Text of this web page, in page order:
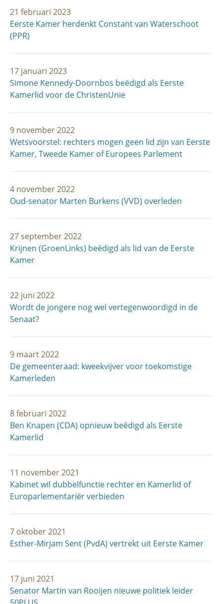
21 februari 2023
Eerste Kamer herdenkt Constant van Waterschoot
(PPR)
17 januari 2023
Simone Kennedy-Doornbos beëdigd als Eerste
Kamerlid voor de ChristenUnie
9 november 2022
Wetsvoorstel: rechters mogen geen lid zijn van Eerste
Kamer, Tweede Kamer of Europees Parlement
4 november 2022
Oud-senator Marten Burkens (VVD) overleden
27 september 2022
Krijnen (GroenLinks) beëdigd als lid van de Eerste
Kamer
22 juni 2022
Wordt de jongere nog wel vertegenwoordigd in de
Senaat?
9 maart 2022
De gemeenteraad: kweekvijver voor toekomstige
Kamerleden
8 februari 2022
Ben Knapen (CDA) opnieuw beëdigd als Eerste
Kamerlid
11 november 2021
Kabinet wil dubbelfunctie rechter en Kamerlid of
Europarlementariër verbieden
7 oktober 2021
Esther-Mirjam Sent (PvdA) vertrekt uit Eerste Kamer
17 juni 2021
Senator Martin van Rooijen nieuwe politiek leider